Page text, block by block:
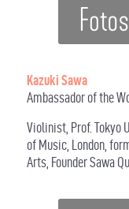
Kazuki Sawa
Ambassador of the
Violinist, Prof. Tokyo
of Music, London,
Arts, Founder Sawa